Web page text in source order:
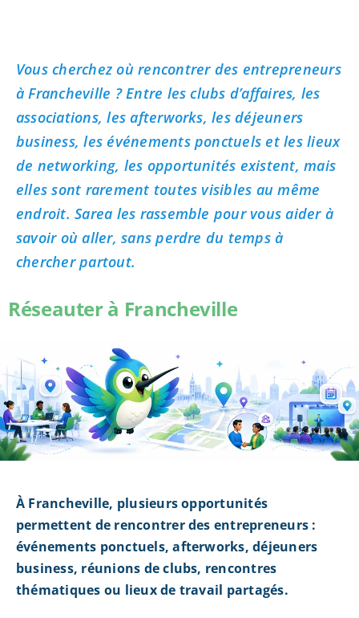
Vous cherchez où rencontrer des entrepreneurs
à Francheville ? Entre les clubs d’affaires, les
associations, les afterworks, les déjeuners
business, les événements ponctuels et les lieux
de networking, les opportunités existent, mais
elles sont rarement toutes visibles au même
endroit. Sarea les rassemble pour vous aider à
savoir où aller, sans perdre du temps à
chercher partout.
Réseauter à Francheville
À Francheville, plusieurs opportunités
permettent de rencontrer des entrepreneurs :
événements ponctuels, afterworks, déjeuners
business, réunions de clubs, rencontres
thématiques ou lieux de travail partagés.